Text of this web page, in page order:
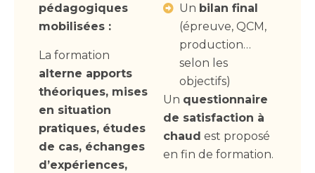
pédagogiques
mobilisées :
La formation
alterne apports
théoriques, mises
en situation
pratiques, études
de cas, échanges
d’expériences,
Un bilan final
(épreuve, QCM,
production…
selon les
objectifs)
Un questionnaire
de satisfaction à
chaud est proposé
en fin de formation.